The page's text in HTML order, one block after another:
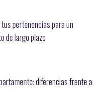
pertenencias para un
de largo plazo
diferencias frente a